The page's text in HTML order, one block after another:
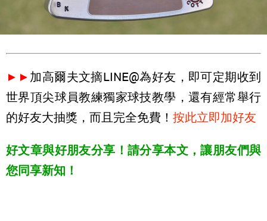
►►加高爾夫文摘LINE@為好友，即可定期收到
世界頂尖球員教練獨家球技教學，還有經常舉行
的好友大抽獎，而且完全免費！ 按此立即加好友
好文章與好朋友分享！請分享本文，讓朋友們與
您同享新知！